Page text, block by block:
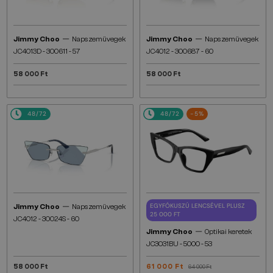
Jimmy Choo — Napszemüvegek
JC4013D - 300611 - 57
58 000 Ft
Jimmy Choo — Napszemüvegek
JC4012 - 300687 - 60
58 000 Ft
48/72
Jimmy Choo — Napszemüvegek
JC4012 - 30024S - 60
58 000 Ft
48/72 -5%
EGYFÓKUSZÚ LENCSÉVEL PLUSZ
25 000 FT
Jimmy Choo — Optikai keretek
JC3031BU - ​5000 - ​53
61 000 Ft 64 000 Ft